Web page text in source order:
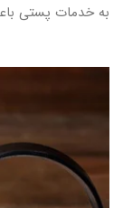
به خدمات پستی